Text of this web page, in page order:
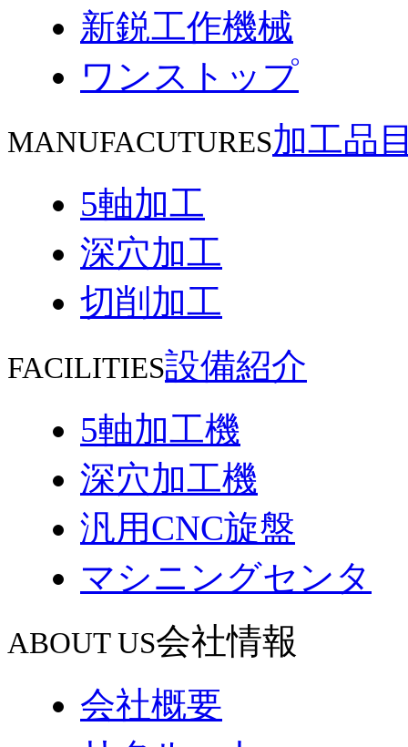
新鋭工作機械
ワンストップ
MANUFACUTURES加工品
5軸加工
深穴加工
切削加工
FACILITIES設備紹介
5軸加工機
深穴加工機
汎用CNC旋盤
マシニングセンタ
ABOUT US会社情報
会社概要